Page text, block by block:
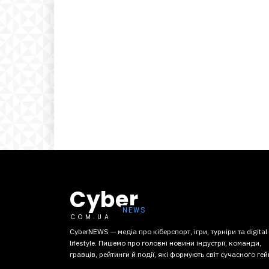
Cyber
COM.UA
CyberNEWS — медіа про кіберспорт, ігри, турніри та digital
lifestyle. Пишемо про головні новини індустрії, команди,
гравців, рейтинги й події, які формують світ сучасного